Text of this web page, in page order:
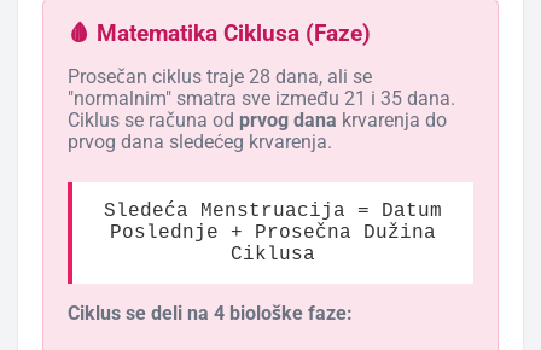
🩸 Matematika Ciklusa (Faze)
Prosečan ciklus traje 28 dana, ali se
"normalnim" smatra sve između 21 i 35 dana.
Ciklus se računa od prvog dana krvarenja do
prvog dana sledećeg krvarenja.
Sledeća Menstruacija = Datum
Poslednje + Prosečna Dužina
Ciklusa
Ciklus se deli na 4 biološke faze: